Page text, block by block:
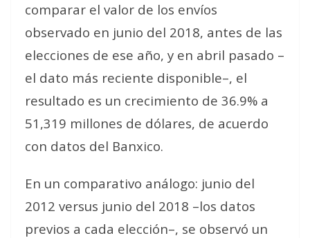
comparar el valor de los envíos
observado en junio del 2018, antes de las
elecciones de ese año, y en abril pasado –
el dato más reciente disponible–, el
resultado es un crecimiento de 36.9% a
51,319 millones de dólares, de acuerdo
con datos del Banxico.
En un comparativo análogo: junio del
2012 versus junio del 2018 –los datos
previos a cada elección–, se observó un